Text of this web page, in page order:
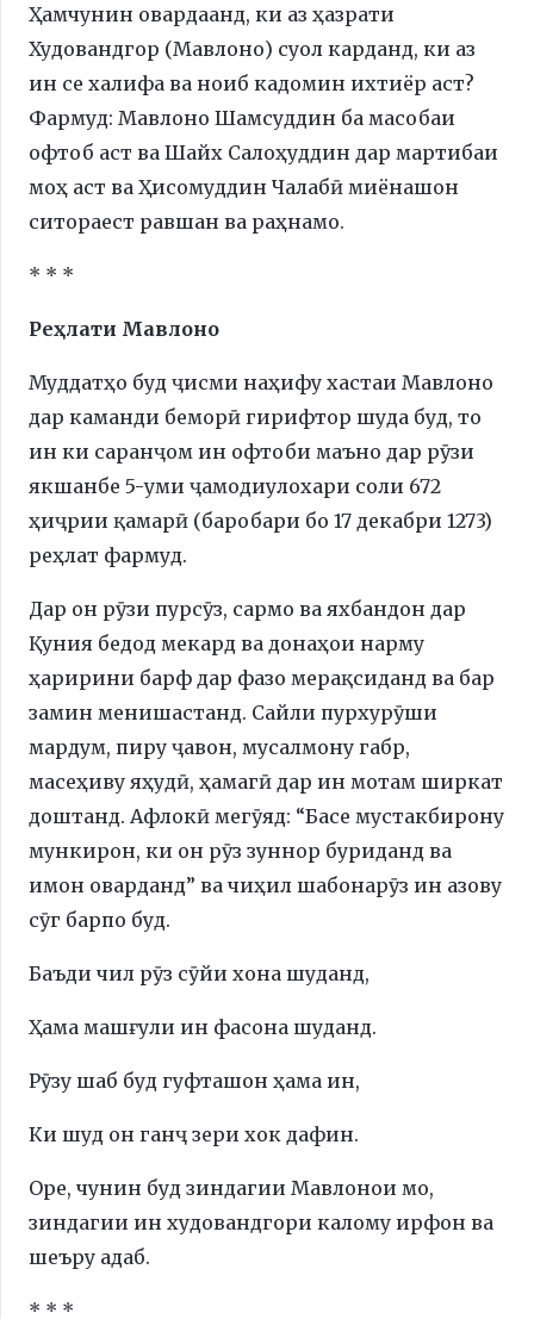
Ҳамчунин овардаанд, ки аз ҳазрати
Худовандгор (Мавлоно) суол карданд, ки аз
ин се халифа ва ноиб кадомин ихтиёр аст?
Фармуд: Мавлоно Шамсуддин ба масобаи
офтоб аст ва Шайх Салоҳуддин дар мартибаи
моҳ аст ва Ҳисомуддин Чалабӣ миёнашон
ситораест равшан ва раҳнамо.
* * *
Реҳлати Мавлоно
Муддатҳо буд ҷисми наҳифу хастаи Мавлоно
дар каманди беморӣ гирифтор шуда буд, то
ин ки саранҷом ин офтоби маъно дар рӯзи
якшанбе 5-уми ҷамодиулохари соли 672
ҳиҷрии қамарӣ (баробари бо 17 декабри 1273)
реҳлат фармуд.
Дар он рӯзи пурсӯз, сармо ва яхбандон дар
Қуния бедод мекард ва донаҳои нарму
ҳаририни барф дар фазо мерақсиданд ва бар
замин менишастанд. Сайли пурхурӯши
мардум, пиру ҷавон, мусалмону габр,
масеҳиву яҳудӣ, ҳамагӣ дар ин мотам ширкат
доштанд. Афлокӣ мегӯяд: “Басе мустакбирону
мункирон, ки он рӯз зуннор буриданд ва
имон оварданд” ва чиҳил шабонарӯз ин азову
сӯг барпо буд.
Баъди чил рӯз сӯйи хона шуданд,
Ҳама машғули ин фасона шуданд.
Рӯзу шаб буд гуфташон ҳама ин,
Ки шуд он ганҷ зери хок дафин.
Оре, чунин буд зиндагии Мавлонои мо,
зиндагии ин худовандгори калому ирфон ва
шеъру адаб.
* * *